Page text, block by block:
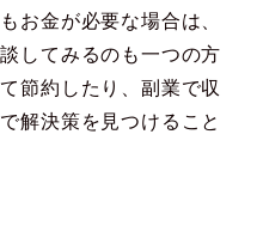
お金が必要な場合は、
してみるのも一つの方
節約したり、副業で収
解決策を見つけること